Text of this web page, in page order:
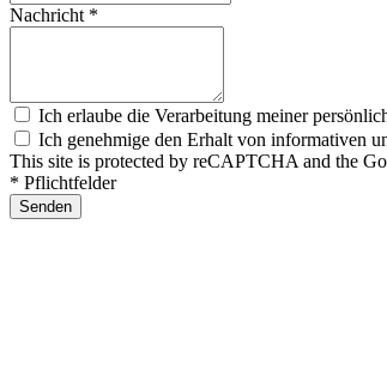
Nachricht *
Ich erlaube die Verarbeitung meiner
Ich genehmige den Erhalt von informativen
This site is protected by reCAPTCHA and the
* Pflichtfelder
Senden